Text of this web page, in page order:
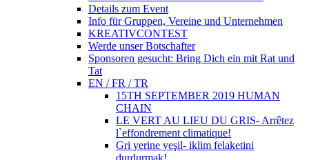
Details zum Event
Info für Gruppen, Vereine und Unternehmen
KREATIVCONTEST
Werde unser Botschafter
Sponsoren gesucht: Bring Dich ein mit Rat und
Tat
EN / FR / TR
15TH SEPTEMBER 2019 HUMAN
CHAIN
LE VERT AU LIEU DU GRIS- Arrêtez
l`effondrement climatique!
Gri yerine yeşil- iklim felaketini
durdurmak!